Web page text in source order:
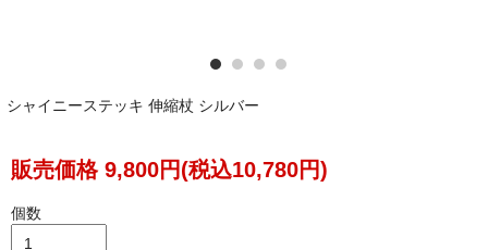
シャイニーステッキ 伸縮杖 シルバー
販売価格 9,800円(税込10,780円)
個数